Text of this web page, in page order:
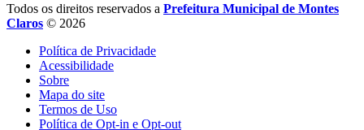
Todos os direitos reservados a Prefeitura Municipal de Montes
Claros © 2026
Política de Privacidade
Acessibilidade
Sobre
Mapa do site
Termos de Uso
Política de Opt-in e Opt-out